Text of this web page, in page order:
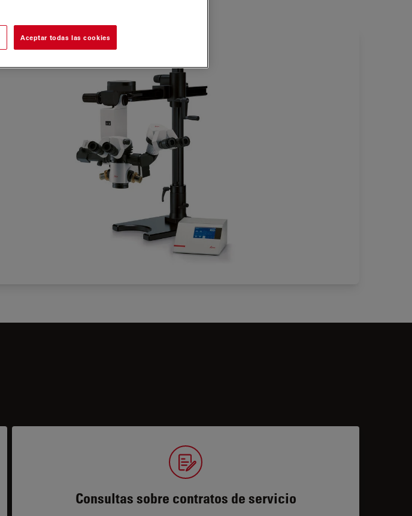
Consultas sobre contratos de servicio
Aceptar todas las cookies